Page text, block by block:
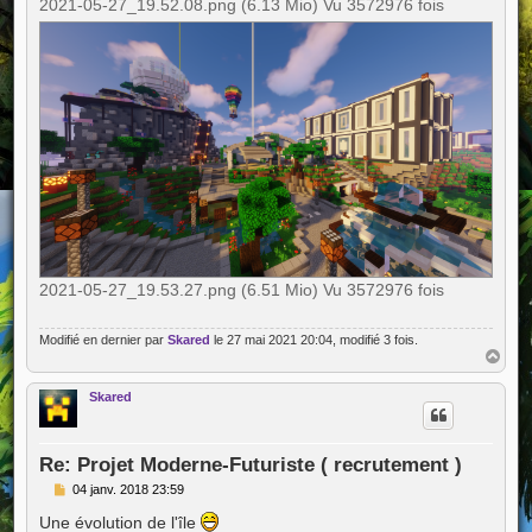
2021-05-27_19.52.08.png (6.13 Mio) Vu 3572976 fois
2021-05-27_19.53.27.png (6.51 Mio) Vu 3572976 fois
Modifié en dernier par Skared le 27 mai 2021 20:04, modifié 3 fois.
a
u
Skared
Re: Projet Moderne-Futuriste ( recrutement )
M
s
04 janv. 2018 23:59
Une évolution de l'île